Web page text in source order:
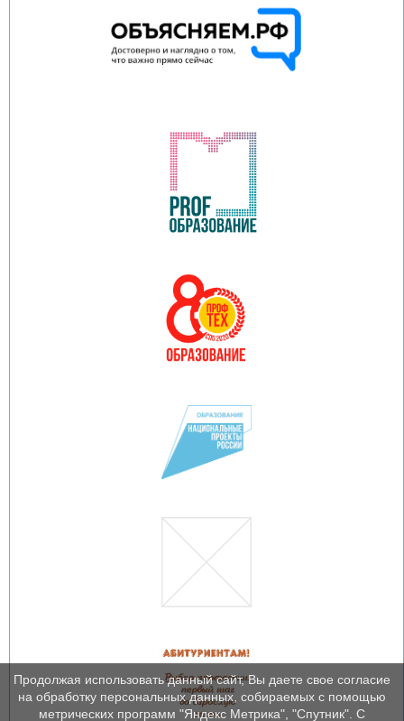
Продолжая использовать данный сайт, Вы даете свое согласие
на обработку персональных данных, собираемых с помощью
метрических программ "Яндекс Метрика", "Спутник". С